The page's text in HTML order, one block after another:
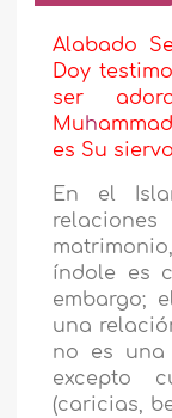
Alabado
Doy
ser
Muh
es Su
En el
índole es
embargo;
una
no es una
excepto
(caricias,